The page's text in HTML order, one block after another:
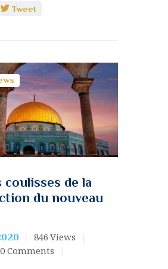
Tweet
coulisses de la
du nouveau
846 Views
0 Comments